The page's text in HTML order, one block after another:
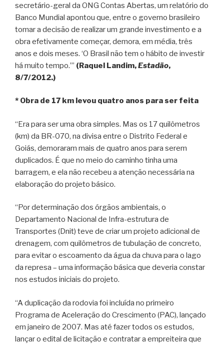
secretário-geral da ONG Contas Abertas, um relatório do
Banco Mundial apontou que, entre o governo brasileiro
tomar a decisão de realizar um grande investimento e a
obra efetivamente começar, demora, em média, três
anos e dois meses. ‘O Brasil não tem o hábito de investir
há muito tempo.’” (Raquel Landim,Estadão,
8/7/2012.)
* Obra de 17 km levou quatro anos para ser feita
“Era para ser uma obra simples. Mas os 17 quilômetros
(km) da BR-070, na divisa entre o Distrito Federal e
Goiás, demoraram mais de quatro anos para serem
duplicados. É que no meio do caminho tinha uma
barragem, e ela não recebeu a atenção necessária na
elaboração do projeto básico.
“Por determinação dos órgãos ambientais, o
Departamento Nacional de Infra-estrutura de
Transportes (Dnit) teve de criar um projeto adicional de
drenagem, com quilômetros de tubulação de concreto,
para evitar o escoamento da água da chuva para o lago
da represa – uma informação básica que deveria constar
nos estudos iniciais do projeto.
“A duplicação da rodovia foi incluída no primeiro
Programa de Aceleração do Crescimento (PAC), lançado
em janeiro de 2007. Mas até fazer todos os estudos,
lançar o edital de licitação e contratar a empreiteira que